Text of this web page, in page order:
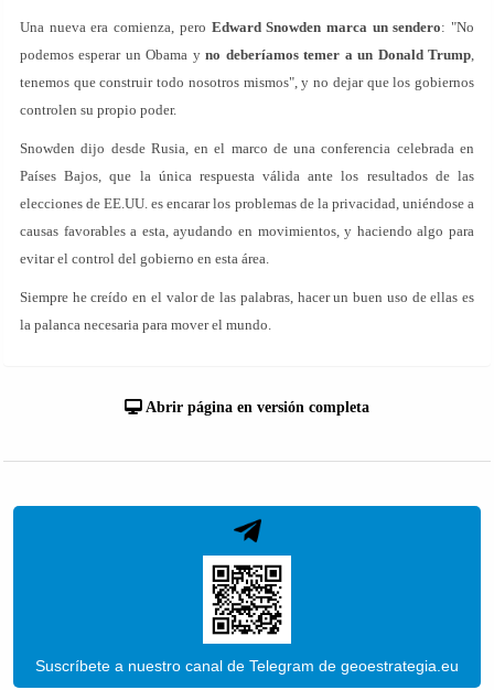
Una nueva era comienza, pero Edward Snowden marca un sendero: "No
podemos esperar un Obama yno deberíamos temer a un Donald Trump,
tenemos que construir todo nosotros mismos", y no dejar que los gobiernos
controlen su propio poder.
Snowden dijo desde Rusia, en el marco de una conferencia celebrada en
Países Bajos, que la única respuesta válida ante los resultados de las
elecciones de EE.UU. es encarar los problemas de la privacidad, uniéndose a
causas favorables a esta, ayudando en movimientos, y haciendo algo para
evitar el control del gobierno en esta área.
Siempre he creído en el valor de las palabras, hacer un buen uso de ellas es
la palanca necesaria para mover el mundo.
Abrir página en versión completa
Suscríbete a nuestro canal de Telegram de geoestrategia.eu